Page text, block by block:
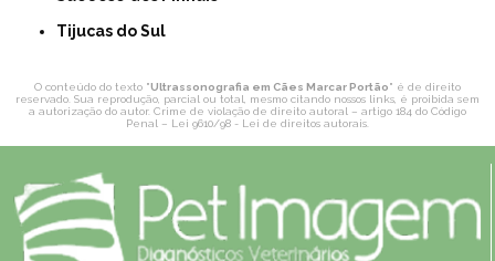
Tijucas do Sul
O conteúdo do texto "Ultrassonografia em Cães Marcar Portão" é de direito
reservado. Sua reprodução, parcial ou total, mesmo citando nossos links, é proibida sem
a autorização do autor. Crime de violação de direito autoral – artigo 184 do Código
Penal – Lei 9610/98 - Lei de direitos autorais